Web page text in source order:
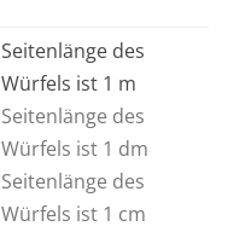
Seitenlänge des
Würfels ist 1 m
Seitenlänge des
Würfels ist 1 dm
Seitenlänge des
Würfels ist 1 cm